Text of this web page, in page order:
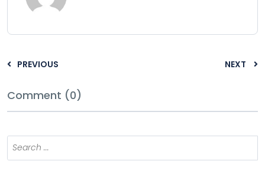
PREVIOUS NEXT
Comment (0)